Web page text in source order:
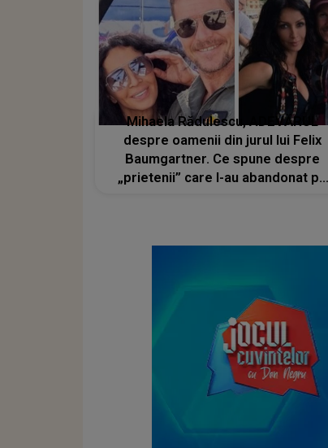
Mihaela Rădulescu, ADEVĂRUL
despre oamenii din jurul lui Felix
Baumgartner. Ce spune despre
„prietenii” care l-au abandonat pe